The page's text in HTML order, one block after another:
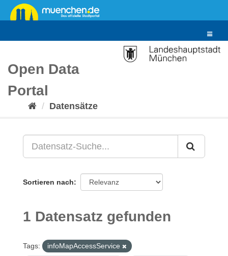
Überspringen
zum
Toggle
Open Data
Portal
Datensätze
Sortieren nach
1 Datensatz gefunden
Tags:
infoMapAccessService